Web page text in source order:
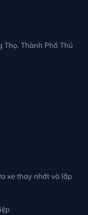
Thọ, Thành Phố Thủ
xe thay nhớt và lắp